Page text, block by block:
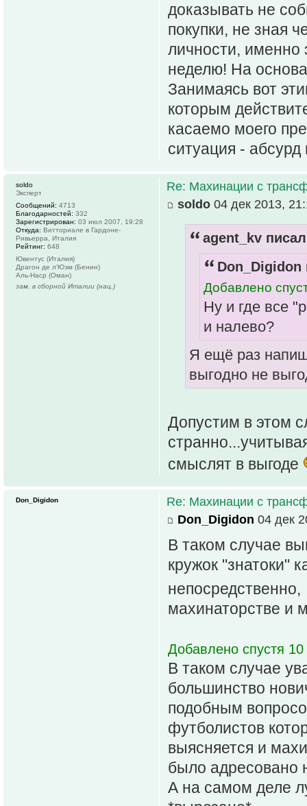
доказывать не
покупки, не зная
личности, именно
неделю! На
Занимаясь вот
которым
касаемо моего
ситуация - абсурд
Re: Махинации с
soldo 04 дек 2013,
agent_kv
Don_Digidon
Добавлено
Ну и где все
и налево?
Я ещё раз
выгодно не
Допустим в этом
смыслят в выгоде
soldo
Эксперт
Сообщений: 4713
Благодарностей: 332
Зарегистрирован: 03 июл 2007, 19:28
Откуда: Витториале в Гардоне-
Ривьерра, Италия
Рейтинг: 648
Ювентус (Италия)
Драгон де л'Юэм (Бенин)
Аль-Наср (Оман)
зам. в сборной Италии (нац.)
Re: Махинации с
Don_Digidon 04 дек
В таком случае
кружок "знатоки"
непосредственно,
махинаторстве и
Добавлено спустя
В таком случае
большинство
подобным
футболистов
выясняется и
было адресовано
А на самом деле
Don_Digidon